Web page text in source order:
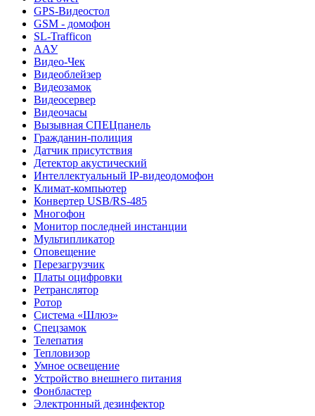
GPS-Видеостол
GSM - домофон
SL-Trafficon
ААУ
Видео-Чек
Видеоблейзер
Видеозамок
Видеосервер
Видеочасы
Вызывная СПЕЦпанель
Гражданин-полиция
Датчик присутствия
Детектор акустический
Интеллектуальный IP-видеодомофон
Климат-компьютер
Конвертер USB/RS-485
Многофон
Монитор последней инстанции
Мультипликатор
Оповещение
Перезагрузчик
Платы оцифровки
Ретранслятор
Ротор
Система «Шлюз»
Спецзамок
Телепатия
Тепловизор
Умное освещение
Устройство внешнего питания
Фонбластер
Электронный дезинфектор